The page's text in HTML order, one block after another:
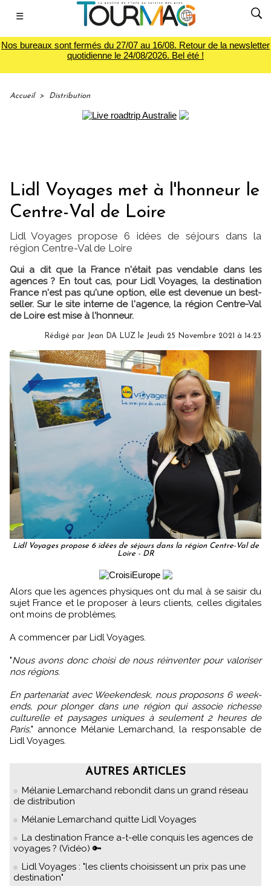
☰
Nos bureaux sont fermés du 27/07 au 16/08. Retour de la newsletter
quotidienne le 24/08/2026. Bel été !
Accueil > Distribution
Lidl Voyages met à l'honneur le
Centre-Val de Loire
Lidl Voyages propose 6 idées de séjours dans la
région Centre-Val de Loire
Qui a dit que la France n'était pas vendable dans les
agences ? En tout cas, pour Lidl Voyages, la destination
France n'est pas qu'une option, elle est devenue un best-
seller. Sur le site interne de l'agence, la région Centre-Val
de Loire est mise à l'honneur.
Rédigé par Jean DA LUZ le Jeudi 25 Novembre 2021 à 14:23
Lidl Voyages propose 6 idées de séjours dans la région Centre-Val de
Loire - DR
Alors que les agences physiques ont du mal à se saisir du
sujet France et le proposer à leurs clients, celles digitales
ont moins de problèmes.
A commencer par Lidl Voyages.
"Nous avons donc choisi de nous réinventer pour valoriser
nos régions.
En partenariat avec Weekendesk, nous proposons 6 week-
ends, pour plonger dans une région qui associe richesse
culturelle et paysages uniques à seulement 2 heures de
Paris," annonce Mélanie Lemarchand, la responsable de
Lidl Voyages.
AUTRES ARTICLES
Mélanie Lemarchand rebondit dans un grand réseau
de distribution
Mélanie Lemarchand quitte Lidl Voyages
La destination France a-t-elle conquis les agences de
voyages ? (Vidéo) 🔑
Lidl Voyages : "les clients choisissent un prix pas une
destination"